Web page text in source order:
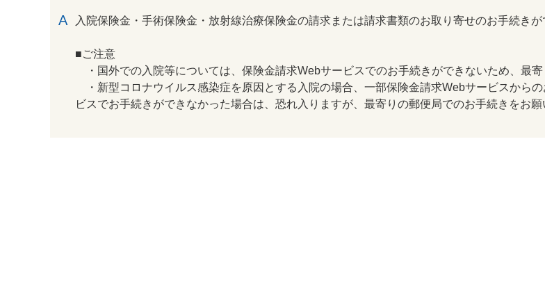
入院保険金・手術保険金・放射線治療保険金の請求または請求書類のお取り寄せのお手続きが
■ご注意
・国外での入院等については、保険金請求Webサービスでのお手続きができないため、最寄
・新型コロナウイルス感染症を原因とする入院の場合、一部保険金請求Webサービスから
ビスでお手続きができなかった場合は、恐れ入りますが、最寄りの郵便局でのお手続きをお願